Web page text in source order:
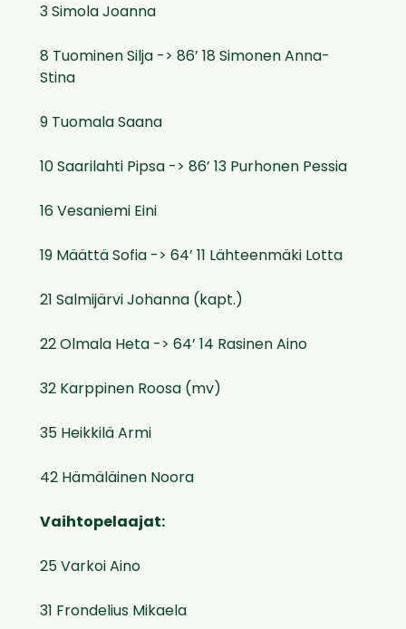
3 Simola Joanna
8 Tuominen Silja -> 86’ 18 Simonen Anna-
Stina
9 Tuomala Saana
10 Saarilahti Pipsa -> 86’ 13 Purhonen Pessia
16 Vesaniemi Eini
19 Määttä Sofia -> 64’ 11 Lähteenmäki Lotta
21 Salmijärvi Johanna (kapt.)
22 Olmala Heta -> 64’ 14 Rasinen Aino
32 Karppinen Roosa (mv)
35 Heikkilä Armi
42 Hämäläinen Noora
Vaihtopelaajat:
25 Varkoi Aino
31 Frondelius Mikaela